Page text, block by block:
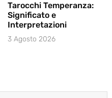
Tarocchi Temperanza:
Significato e
Interpretazioni
3 Agosto 2026